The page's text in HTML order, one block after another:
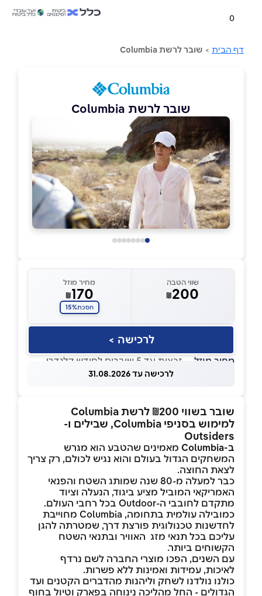
0
דף הבית > שובר לרשת Columbia
שובר לרשת Columbia
שווי הטבה
₪200
מחיר מוזל
₪170
חסכת15%
לרכישה >
מחיר מוזל — זכאות עד 5 שוברים לחודש קלנדרי
לרכישה עד 31.08.2026
שובר בשווי ₪200 לרשת Columbia
למימוש בסניפי Columbia, שבילים ו-
Outsiders
ב-Columbia
מאמינים שהטבע הוא מגרש
המשחקים הגדול בעולם והוא נגיש לכולם, רק צריך
לצאת החוצה.
כבר למעלה מ-80 שנה שמותג השטח והפנאי
האמריקאי המוביל מציע ביגוד, הנעלה וציוד
מתקדם לחובבי ה-Outdoor בכל רחבי העולם.
כמובילה עולמית בתחומה, Columbia מחוייבת
לחדשנות טכנולוגית פורצת דרך, שמטרתה להגן
עליכם בכל תנאי מזג האוויר ובתנאי השטח
הקשוחים ביותר.
עם השנים, הפכו מוצרי החברה לשם נרדף
לאיכות, עמידות ואמינות ללא פשרות.
כולנו נולדנו לשחק וליהנות מהדברים הקטנים ועד
הגדולים - החל מהליכה נינוחה בפארק וטיול בחוף